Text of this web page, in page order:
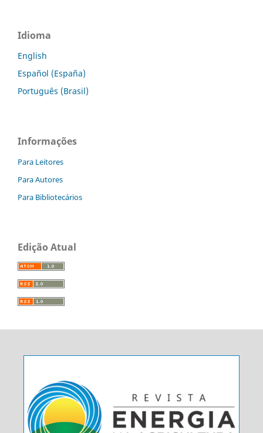
Idioma
English
Español (España)
Português (Brasil)
Informações
Para Leitores
Para Autores
Para Bibliotecários
Edição Atual